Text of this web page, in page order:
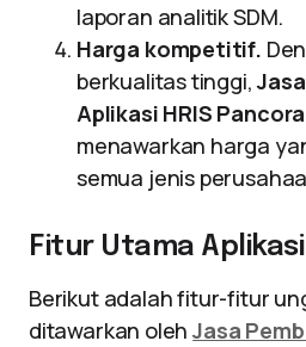
laporan analitik SDM.
Harga kompetitif.
berkualitas tinggi,
Aplikasi HRIS
menawarkan harga
semua jenis
Fitur Utama Aplikasi
Berikut adalah fitur-fitur
ditawarkan olehJasa